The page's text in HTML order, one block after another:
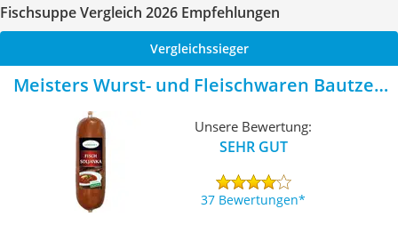
Fischsuppe Vergleich 2026 Empfehlungen
Vergleichssieger
Meisters Wurst- und Fleischwaren Bautzen
Unsere Bewertung:
SEHR GUT
37 Bewertungen